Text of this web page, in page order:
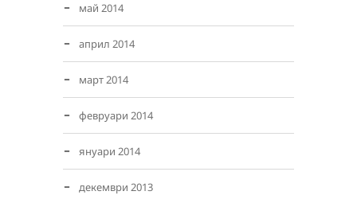
май 2014
април 2014
март 2014
февруари 2014
януари 2014
декември 2013